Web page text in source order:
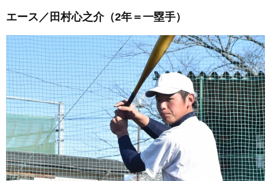
エース／田村心之介（2年＝一塁手）